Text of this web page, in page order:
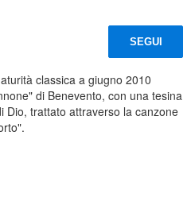
SEGUI
classica a giugno 2010
di Benevento, con una tesina
Dio, trattato attraverso la canzone